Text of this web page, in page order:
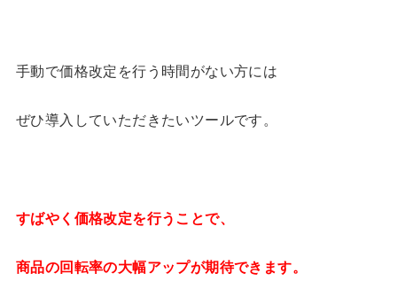
手動で価格改定を行う時間がない方には
ぜひ導入していただきたいツールです。
すばやく価格改定を行うことで、
商品の回転率の大幅アップが期待できます。